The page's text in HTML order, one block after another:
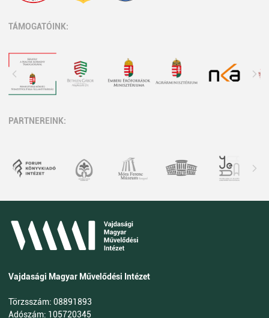
TÁMOGATÓINK:
PARTNEREINK:
Vajdasági Magyar Művelődési Intézet
Törzsszám: 08891893
Adószám: 105720345